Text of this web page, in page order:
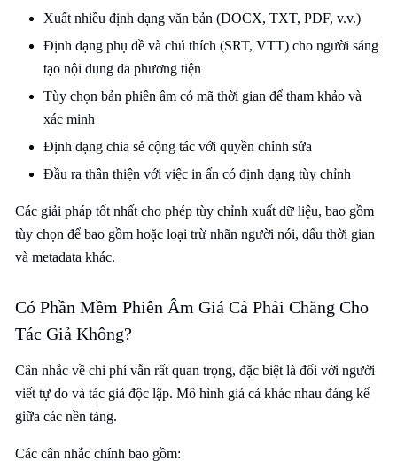
Xuất nhiều định dạng văn bản (DOCX, TXT, PDF, v.v.)
Định dạng phụ đề và chú thích (SRT, VTT) cho người sáng
tạo nội dung đa phương tiện
Tùy chọn bản phiên âm có mã thời gian để tham khảo và
xác minh
Định dạng chia sẻ cộng tác với quyền chỉnh sửa
Đầu ra thân thiện với việc in ấn có định dạng tùy chỉnh
Các giải pháp tốt nhất cho phép tùy chỉnh xuất dữ liệu, bao gồm
tùy chọn để bao gồm hoặc loại trừ nhãn người nói, dấu thời gian
và metadata khác.
Có Phần Mềm Phiên Âm Giá Cả Phải Chăng Cho
Tác Giả Không?
Cân nhắc về chi phí vẫn rất quan trọng, đặc biệt là đối với người
viết tự do và tác giả độc lập. Mô hình giá cả khác nhau đáng kể
giữa các nền tảng.
Các cân nhắc chính bao gồm: